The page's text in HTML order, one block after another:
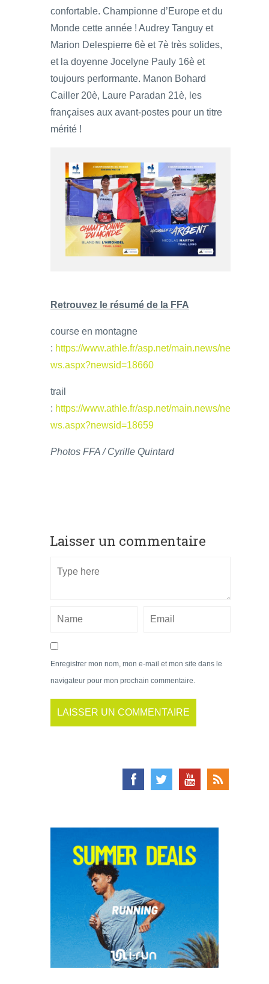
confortable. Championne d’Europe et du
Monde cette année ! Audrey Tanguy et
Marion Delespierre 6è et 7è très solides,
et la doyenne Jocelyne Pauly 16è et
toujours performante. Manon Bohard
Cailler 20è, Laure Paradan 21è, les
françaises aux avant-postes pour un titre
mérité !
Retrouvez le résumé de la FFA
course en montagne
: https://www.athle.fr/asp.net/main.news/ne
ws.aspx?newsid=18660
trail
: https://www.athle.fr/asp.net/main.news/ne
ws.aspx?newsid=18659
Photos FFA / Cyrille Quintard
Laisser un commentaire
Enregistrer mon nom, mon e-mail et mon site dans le
navigateur pour mon prochain commentaire.